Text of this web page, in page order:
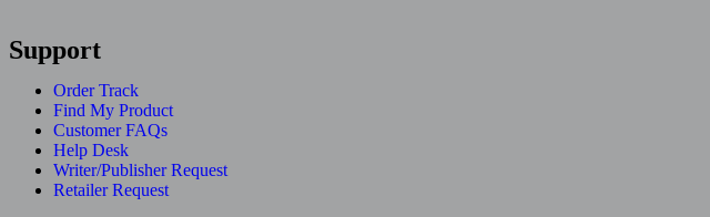
Support
Order Track
Find My Product
Customer FAQs
Help Desk
Writer/Publisher Request
Retailer Request